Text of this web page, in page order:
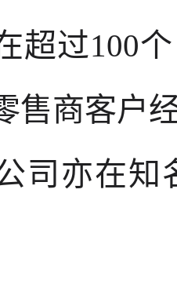
超过100
售商客户
司亦在知